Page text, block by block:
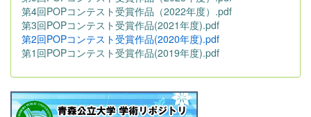
第4回POPコンテスト受賞作品（2022年度）.pdf
第3回POPコンテスト受賞作品(2021年度).pdf
第2回POPコンテスト受賞作品(2020年度).pdf
第1回POPコンテスト受賞作品(2019年度).pdf